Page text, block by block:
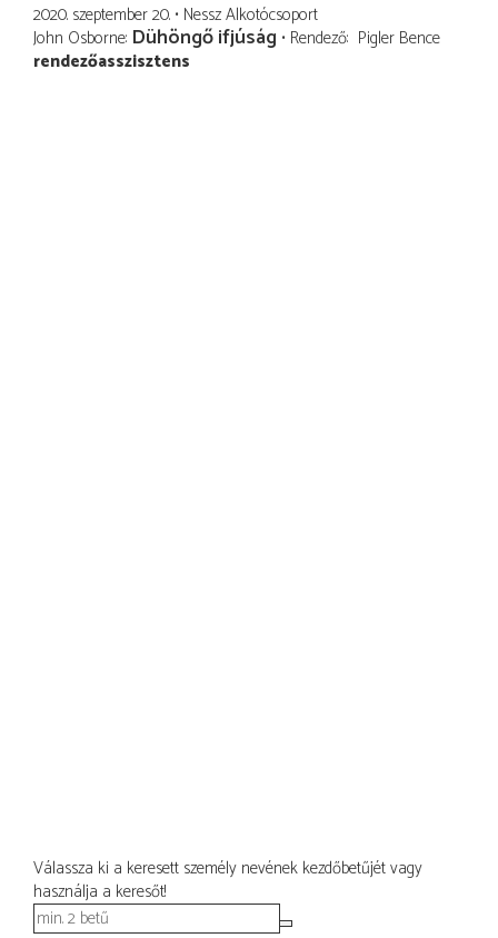
2020. szeptember 20. Nessz Alkotócsoport
John Osborne Dühöngő ifjúság Rendező Pigler Bence
rendezőasszisztens
Válassza ki a keresett személy nevének kezdőbetűjét vagy
használja a keresőt!